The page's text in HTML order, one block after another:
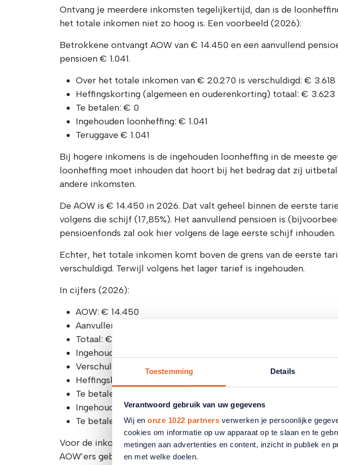
Toestemming Details
Verantwoord gebruik van uw gegevens
Wij en onze 1022 partners verwerken je persoonlijke
cookies om informatie op uw apparaat op te slaan en te
metingen aan advertenties en content, inzicht in publiek en
en met welke doelen.
Ontvang je meerdere inkomsten tegelijkertijd, dan is de
het totale inkomen niet zo hoog is. Een voorbeeld (2026):
Betrokkene ontvangt AOW van € 14.450 en een aanvullend
pensioen € 1.041.
Over het totale inkomen van € 20.270 is verschuldigd: € 3.618
Heffingskorting (algemeen en ouderenkorting) totaal: € 3.623
Te betalen: € 0
Ingehouden loonheffing: € 1.041
Teruggave € 1.041
Bij hogere inkomens is de ingehouden loonheffing in de meeste
loonheffing moet inhouden dat hoort bij het bedrag dat zij
andere inkomsten.
De AOW is € 14.450 in 2026. Dat valt geheel binnen de eerste
volgens die schijf (17,85%). Het aanvullend pensioen is
pensioenfonds zal ook hier volgens de lage eerste schijf inhouden.
Echter, het totale inkomen komt boven de grens van de eerste
verschuldigd. Terwijl volgens het lager tarief is ingehouden.
In cijfers (2026):
AOW: € 14.450
Aanvullend pensioen: € 30.000
Totaal: € 44.450
Ingehouden loonheffing in totaal: € 5.362.
Verschuldigd over € 44.450: € 9.030
Heffingskortingen (algemeen en ouderenkorting): € 3.153
Te betalen: € 5.877
Ingehouden loonheffing: € 5.362
Te betalen: € 515
Voor de inkomstenbelasting en de premie volksverzekeringen
AOW’ers geboren ná 31 december 1945 zijn dit de tarieven in 2026: